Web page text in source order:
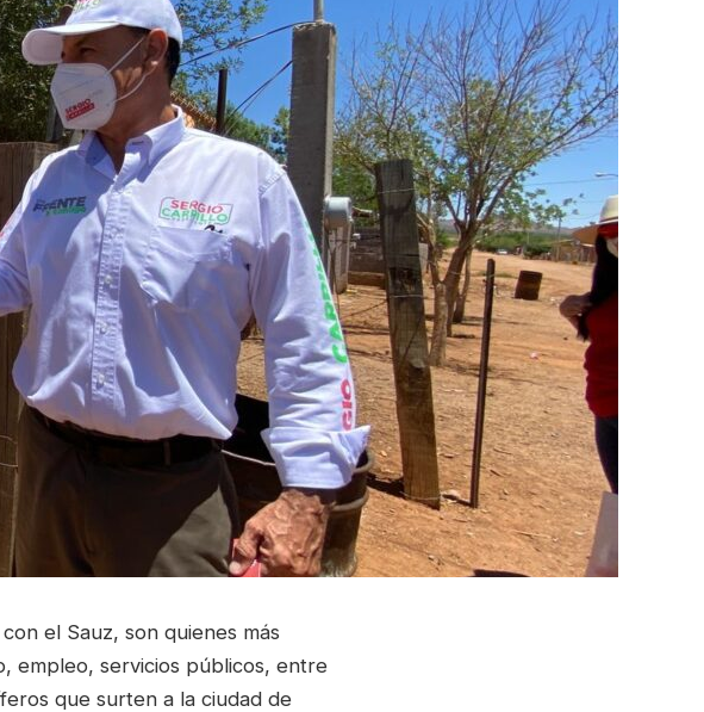
el Sauz, son quienes más
empleo, servicios públicos, entre
que surten a la ciudad de